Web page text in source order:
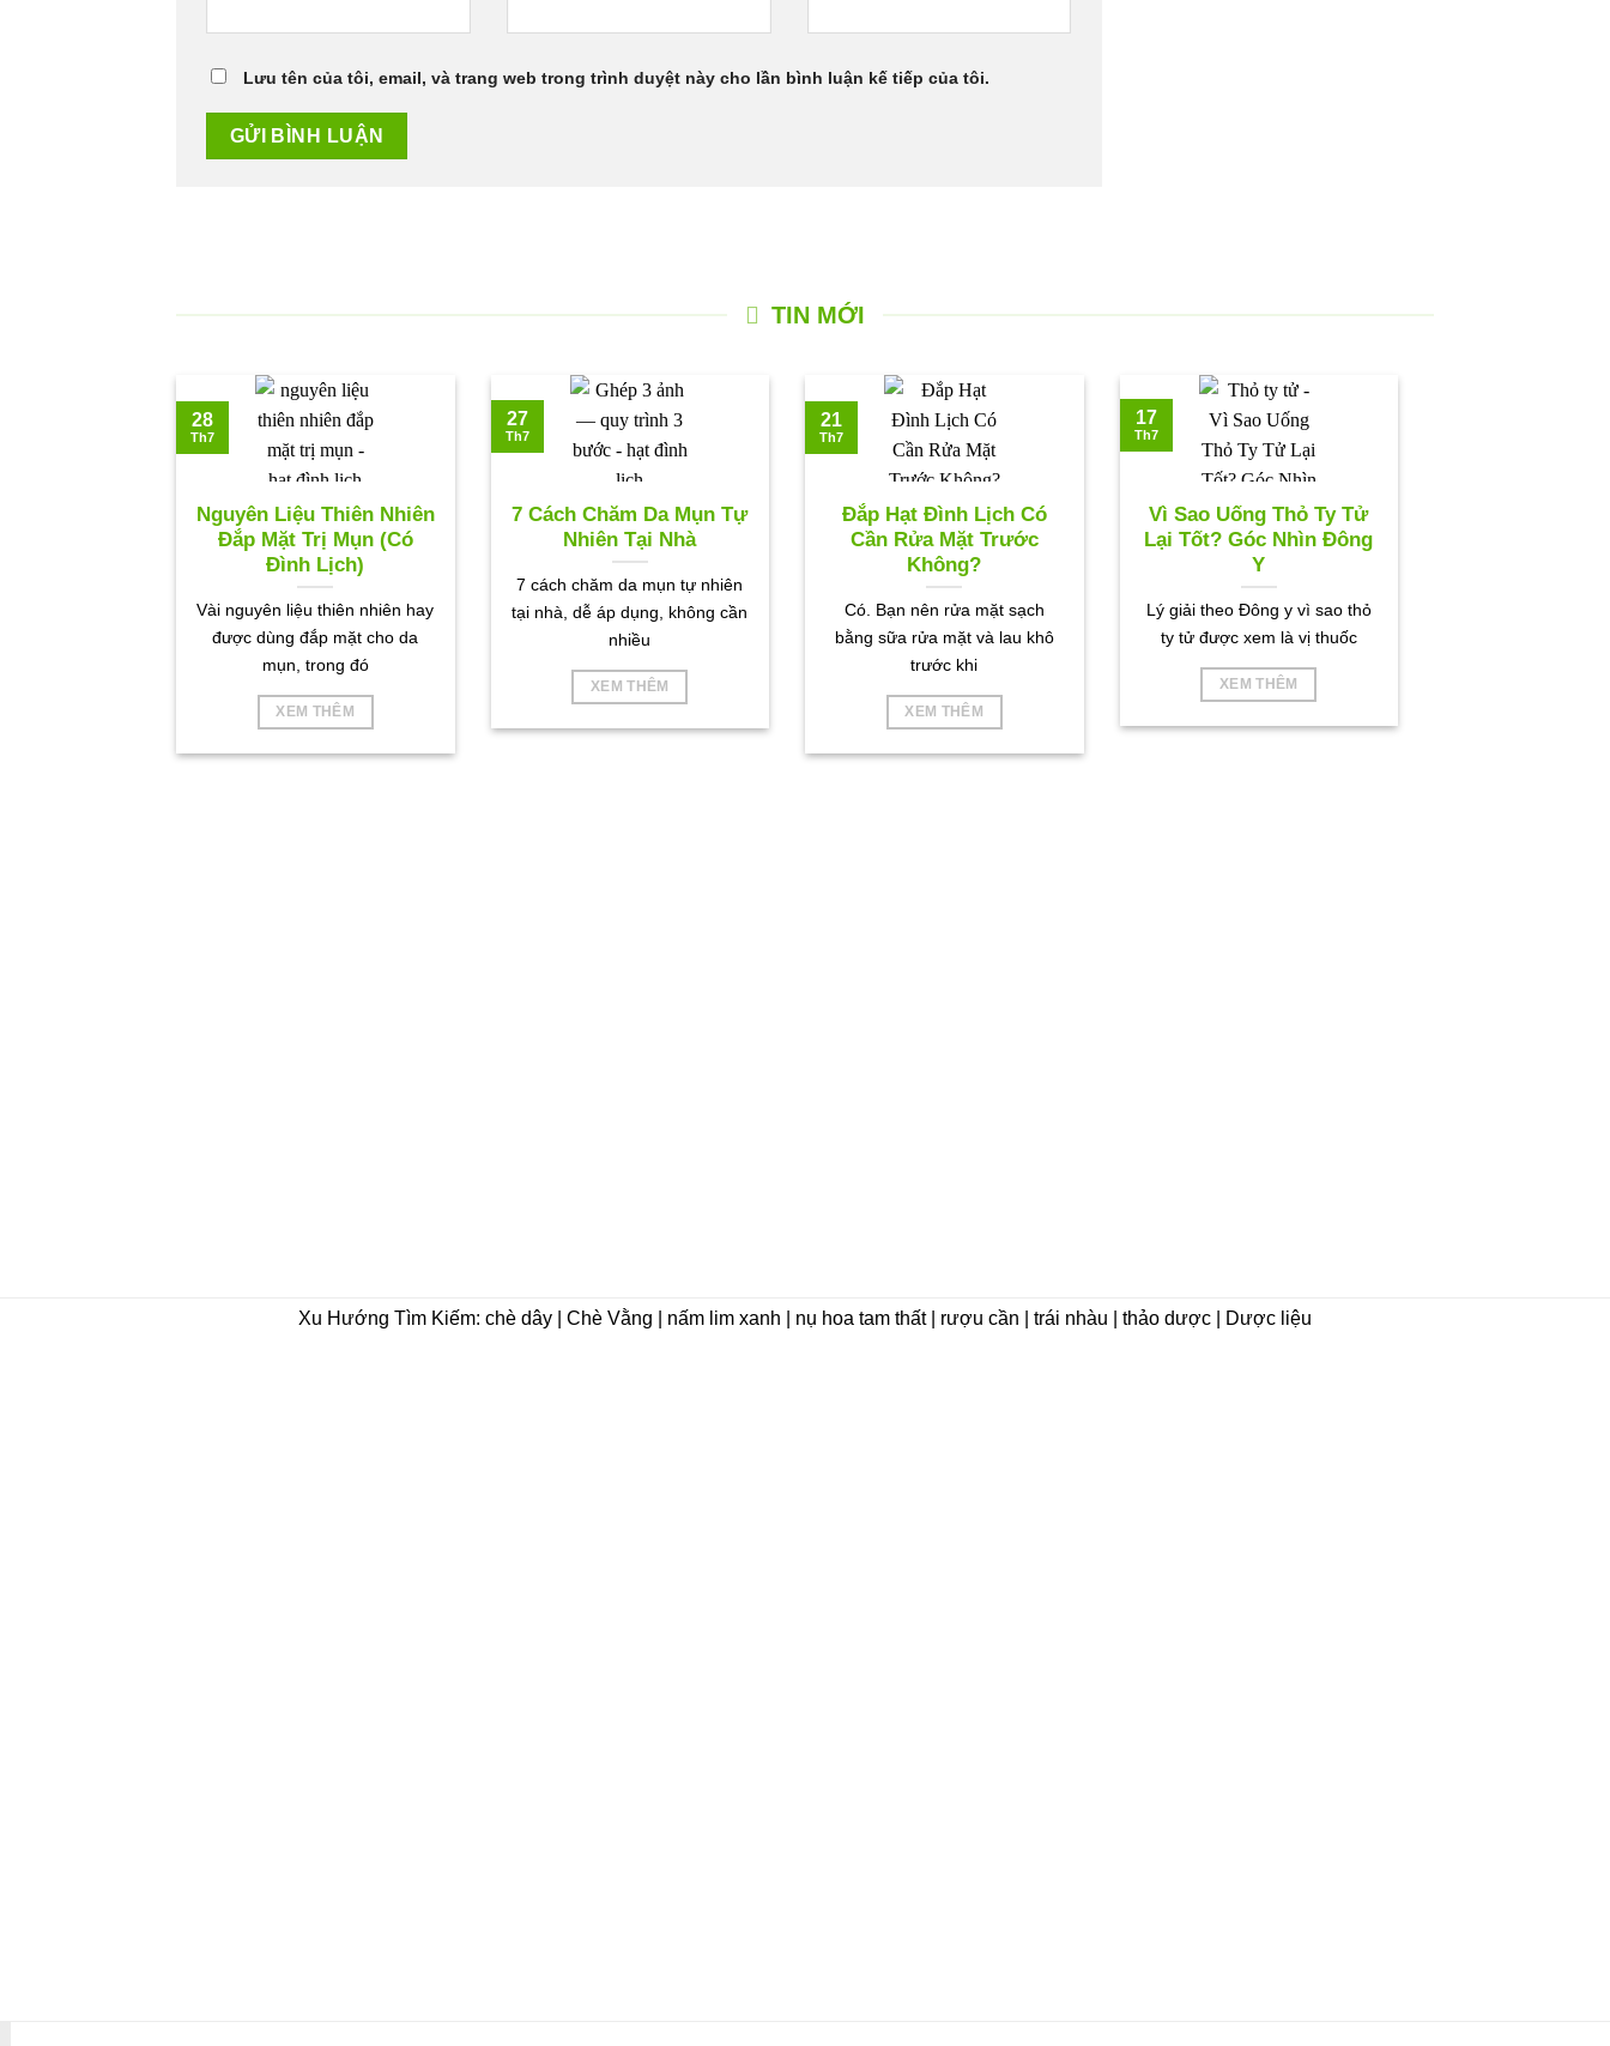
Lưu tên của tôi, email, và trang web trong trình duyệt này cho lần bình luận kế tiếp của tôi.
TIN MỚI
Nguyên Liệu Thiên Nhiên
Đắp Mặt Trị Mụn (Có
Đình Lịch)
Vài nguyên liệu thiên nhiên hay
được dùng đắp mặt cho da
mụn, trong đó
XEM THÊM
28
Th7
7 Cách Chăm Da Mụn Tự
Nhiên Tại Nhà
7 cách chăm da mụn tự nhiên
tại nhà, dễ áp dụng, không cần
nhiều
XEM THÊM
27
Th7
Đắp Hạt Đình Lịch Có
Cần Rửa Mặt Trước
Không?
Có. Bạn nên rửa mặt sạch
bằng sữa rửa mặt và lau khô
trước khi
XEM THÊM
21
Th7
Vì Sao Uống Thỏ Ty Tử
Lại Tốt? Góc Nhìn Đông
Y
Lý giải theo Đông y vì sao thỏ
ty tử được xem là vị thuốc
XEM THÊM
17
Th7
Xu Hướng Tìm Kiếm: chè dây | Chè Vằng | nấm lim xanh | nụ hoa tam thất | rượu cần | trái nhàu | thảo dược | Dược liệu